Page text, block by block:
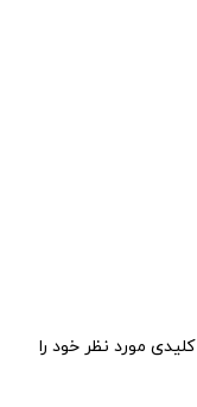
مورد نظر خود را